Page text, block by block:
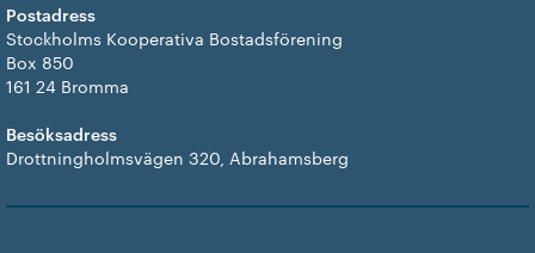
Postadress
Stockholms Kooperativa Bostadsförening
Box 850
161 24 Bromma
Besöksadress
Drottningholmsvägen 320, Abrahamsberg